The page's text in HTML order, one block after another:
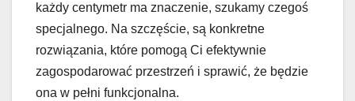
każdy centymetr ma znaczenie, szukamy czegoś
specjalnego. Na szczęście, są konkretne
rozwiązania, które pomogą Ci efektywnie
zagospodarować przestrzeń i sprawić, że będzie
ona w pełni funkcjonalna.